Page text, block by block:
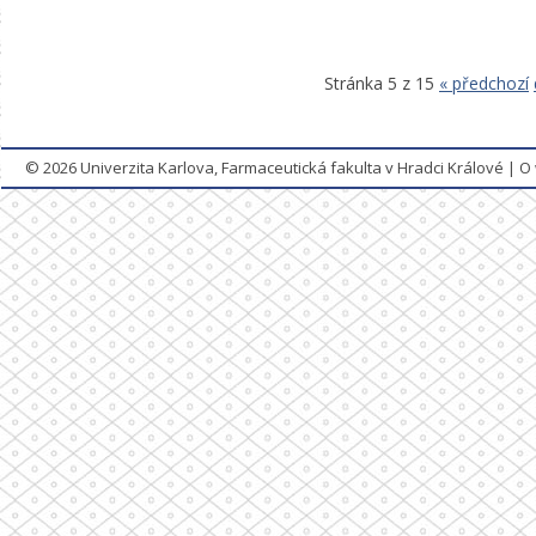
Stránka 5 z 15 « předchozí
© 2026Univerzita Karlova, Farmaceutická fakulta v Hradci Králové |